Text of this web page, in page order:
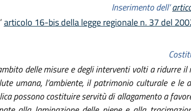
Inserimento dell’
articolo 16-bis della legge regionale n. 37 del
delle misure e degli interventi volti a ridurre
umana, l’ambiente, il patrimonio culturale e
possono costituire servitù di allagamento a